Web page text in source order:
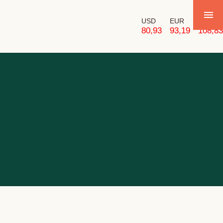
USD
80,93
EUR
93,19 108,83